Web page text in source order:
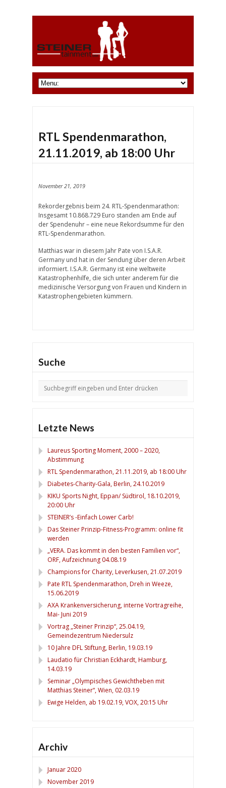
RTL Spendenmarathon,
21.11.2019, ab 18:00 Uhr
November 21, 2019
Rekordergebnis beim 24. RTL-Spendenmarathon:
Insgesamt 10.868.729 Euro standen am Ende auf
der Spendenuhr – eine neue Rekordsumme für den
RTL-Spendenmarathon.
Matthias war in diesem Jahr Pate von I.S.A.R.
Germany und hat in der Sendung über deren Arbeit
informiert. I.S.A.R. Germany ist eine weltweite
Katastrophenhilfe, die sich unter anderem für die
medizinische Versorgung von Frauen und Kindern in
Katastrophengebieten kümmern.
Suche
Letzte News
Laureus Sporting Moment, 2000 – 2020,
Abstimmung
RTL Spendenmarathon, 21.11.2019, ab 18:00 Uhr
Diabetes-Charity-Gala, Berlin, 24.10.2019
KIKU Sports Night, Eppan/ Südtirol, 18.10.2019,
20:00 Uhr
STEINER’s -Einfach Lower Carb!
Das Steiner Prinzip-Fitness-Programm: online fit
werden
„VERA. Das kommt in den besten Familien vor“,
ORF, Aufzeichnung 04.08.19
Champions for Charity, Leverkusen, 21.07.2019
Pate RTL Spendenmarathon, Dreh in Weeze,
15.06.2019
AXA Krankenversicherung, interne Vortragreihe,
Mai- Juni 2019
Vortrag „Steiner Prinzip“, 25.04.19,
Gemeindezentrum Niedersulz
10 Jahre DFL Stiftung, Berlin, 19.03.19
Laudatio für Christian Eckhardt, Hamburg,
14.03.19
Seminar „Olympisches Gewichtheben mit
Matthias Steiner“, Wien, 02.03.19
Ewige Helden, ab 19.02.19, VOX, 20:15 Uhr
Archiv
Januar 2020
November 2019